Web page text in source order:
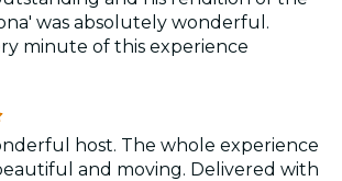
was absolutely wonderful.
minute of this experience
host. The whole experience
and moving. Delivered with